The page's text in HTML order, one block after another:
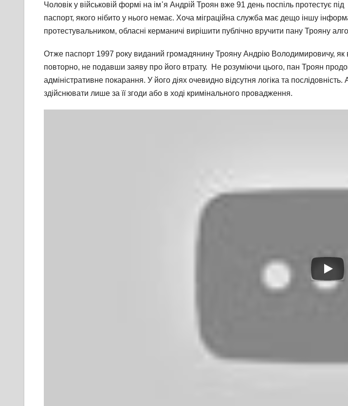
Чоловік у військовій формі на ім᾽я Андрій Троян вже 91 день поспіль протестує
паспорт, якого нібито у нього немає. Хоча міграційна служба має дещо іншу
протестувальником, обласні керманичі вирішити публічно вручити пану Трояну
Отже паспорт 1997 року виданий громадянину Трояну Андрію Володимировичу,
повторно, не подавши заяву про його втрату. Не розуміючи цього, пан Троян
адміністративне покарання. У його діях очевидно відсутня логіка та
здійснювати лише за її згоди або в ході кримінального провадження.